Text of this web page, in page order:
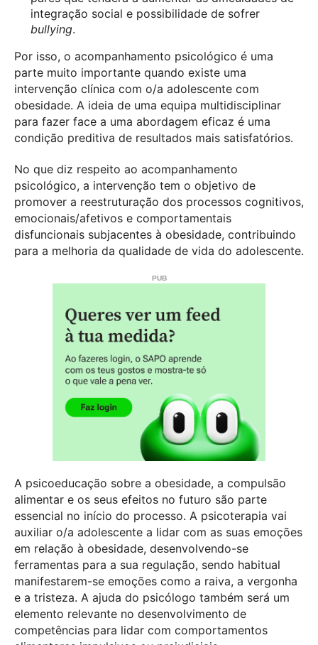
integração social e possibilidade de sofrer
bullying.
Por isso, o acompanhamento psicológico é uma
parte muito importante quando existe uma
intervenção clínica com o/a adolescente com
obesidade. A ideia de uma equipa multidisciplinar
para fazer face a uma abordagem eficaz é uma
condição preditiva de resultados mais satisfatórios.
No que diz respeito ao acompanhamento
psicológico, a intervenção tem o objetivo de
promover a reestruturação dos processos cognitivos,
emocionais/afetivos e comportamentais
disfuncionais subjacentes à obesidade, contribuindo
para a melhoria da qualidade de vida do adolescente.
A psicoeducação sobre a obesidade, a compulsão
alimentar e os seus efeitos no futuro são parte
essencial no início do processo. A psicoterapia vai
auxiliar o/a adolescente a lidar com as suas emoções
em relação à obesidade, desenvolvendo-se
ferramentas para a sua regulação, sendo habitual
manifestarem-se emoções como a raiva, a vergonha
e a tristeza. A ajuda do psicólogo também será um
elemento relevante no desenvolvimento de
competências para lidar com comportamentos